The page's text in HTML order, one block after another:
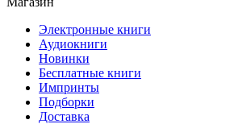
Электронные книги
Аудиокниги
Новинки
Бесплатные книги
Импринты
Подборки
Доставка